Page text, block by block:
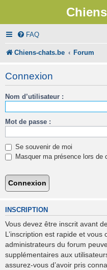
FAQ
Chiens-chats.be Forum
Connexion
Nom d’utilisateur :
Mot de passe :
Se souvenir de moi
Masquer ma présence lors de
INSCRIPTION
Vous devez être inscrit avant
L’inscription est rapide et
administrateurs du forum
supplémentaires aux
assurez-vous d’avoir pris